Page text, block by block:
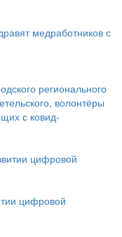
медработников с
регионального
волонтёры
с ковид-
цифровой